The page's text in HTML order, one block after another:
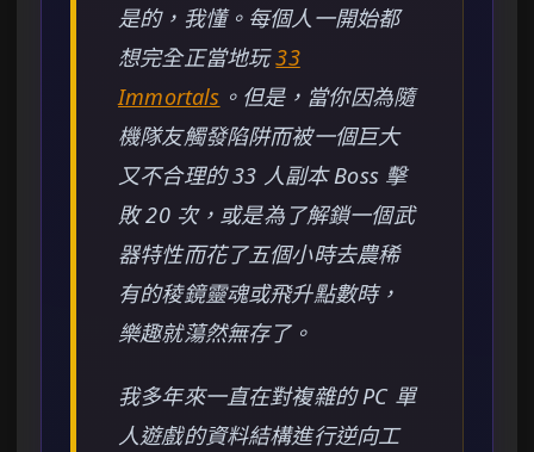
是的，我懂。每個人一開始都
想完全正當地玩33
Immortals 。但是，當你因為隨
機隊友觸發陷阱而被一個巨大
又不合理的 33 人副本 Boss 擊
敗 20 次，或是為了解鎖一個武
器特性而花了五個小時去農稀
有的稜鏡靈魂或飛升點數時，
樂趣就蕩然無存了。
我多年來一直在對複雜的 PC 單
人遊戲的資料結構進行逆向工